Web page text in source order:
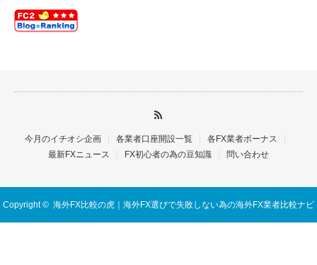
今月のイチオシ企画 各業者口座開設一覧
各FX業者ボーナス
最新FXニュース
FX初心者の為の豆知識 問い合わせ
Copyright © 海外FX比較の虎｜海外FX選びで失敗しない為の海外FX業者比較ナビ